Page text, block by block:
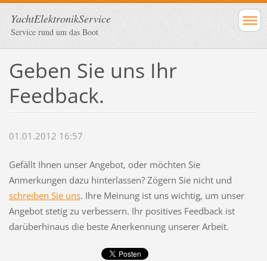
YachtElektronikService
Service rund um das Boot
Geben Sie uns Ihr
Feedback.
01.01.2012 16:57
Gefällt Ihnen unser Angebot, oder möchten Sie
Anmerkungen dazu hinterlassen? Zögern Sie nicht und
schreiben Sie uns. Ihre Meinung ist uns wichtig, um unser
Angebot stetig zu verbessern. Ihr positives Feedback ist
darüberhinaus die beste Anerkennung unserer Arbeit.